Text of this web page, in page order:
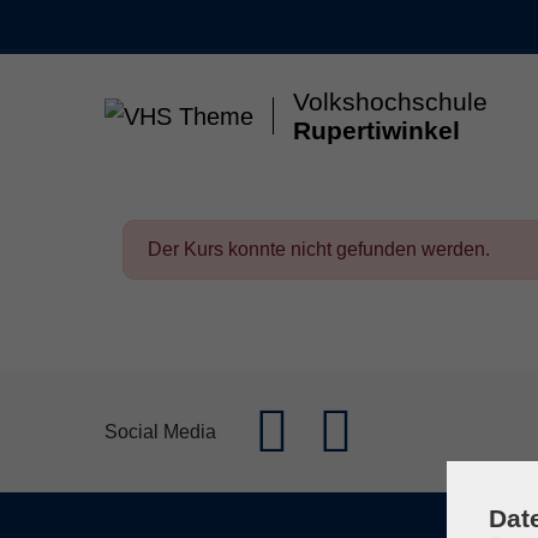
Volkshochschule
Rupertiwinkel
Kunst & Kultur
Der Kurs konnte nicht gefunden werden.
Social Media